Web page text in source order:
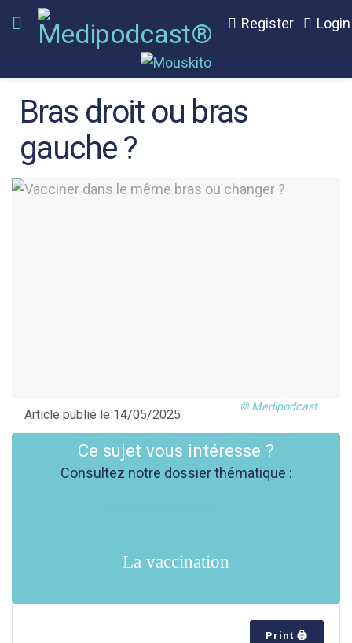
Register Login
Bras droit ou bras
gauche ?
Article publié le 14/05/2025
© Medipodcast
Ce sujet vous intéresse ?
Consultez notre dossier thématique :
La vaccination
Print 🖨